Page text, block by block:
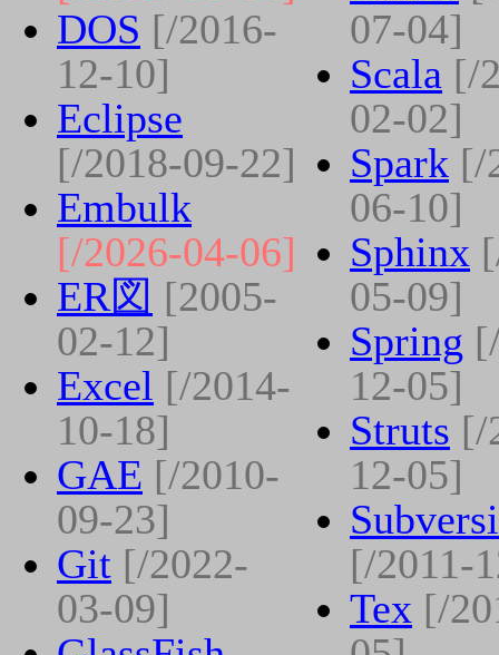
DOS [/2016-
12-10]
Eclipse
[/2018-09-22]
Embulk
[/2026-04-06]
ER図 [2005-
02-12]
Excel [/2014-
10-18]
GAE [/2010-
09-23]
Git [/2022-
03-09]
07-04]
Scala [/
02-02]
Spark [/
06-10]
Sphinx
05-09]
Spring
12-05]
Struts [/
12-05]
[/2011-
Tex [/